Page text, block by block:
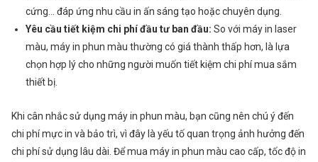
cứng… đáp ứng nhu cầu in ấn sáng tạo hoặc chuyên dụng.
Yêu cầu tiết kiệm chi phí đầu tư ban đầu: So với máy in laser
màu, máy in phun màu thường có giá thành thấp hơn, là lựa
chọn hợp lý cho những người muốn tiết kiệm chi phí mua sắm
thiết bị.
Khi cân nhắc sử dụng máy in phun màu, bạn cũng nên chú ý đến
chi phí mực in và bảo trì, vì đây là yếu tố quan trọng ảnh hưởng đến
chi phí sử dụng lâu dài. Để mua máy in phun màu cao cấp, tốc độ in